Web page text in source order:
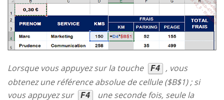
Lorsque vous appuyez sur la touche F4
, vous
obtenez une référence absolue de cellule ($B$1) ; si
vous appuyez sur
F4
une seconde fois, seule la